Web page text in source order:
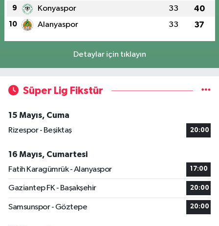
9 Konyaspor 33 40
10 Alanyaspor 33 37
Detaylar için tıklayın
Süper Lig Fikstür
15 Mayıs, Cuma
Rizespor - Beşiktaş
20:00
16 Mayıs, Cumartesi
Fatih Karagümrük - Alanyaspor
17:00
Gaziantep FK - Başakşehir 20:00
Samsunspor - Göztepe 20:00